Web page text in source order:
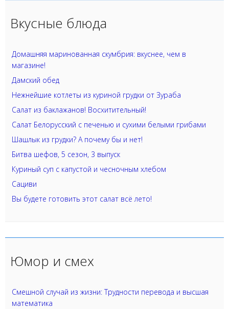
Вкусные блюда
Домашняя маринованная скумбрия: вкуснее, чем в
магазине!
Дамский обед
Нежнейшие котлеты из куриной грудки от Зураба
Салат из баклажанов! Восхитительный!
Салат Белорусский с печенью и сухими белыми грибами
Шашлык из грудки? А почему бы и нет!
Битва шефов, 5 сезон, 3 выпуск
Куриный суп с капустой и чесночным хлебом
Сациви
Вы будете готовить этот салат всё лето!
Юмор и смех
Смешной случай из жизни: Трудности перевода и высшая
математика